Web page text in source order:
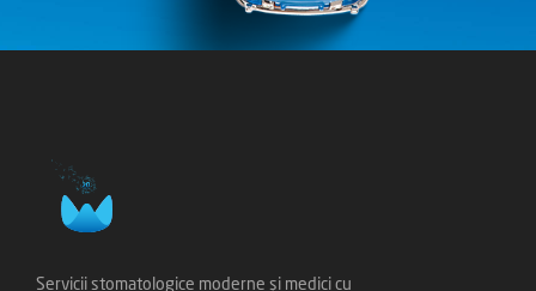
Servicii stomatologice moderne și medici cu